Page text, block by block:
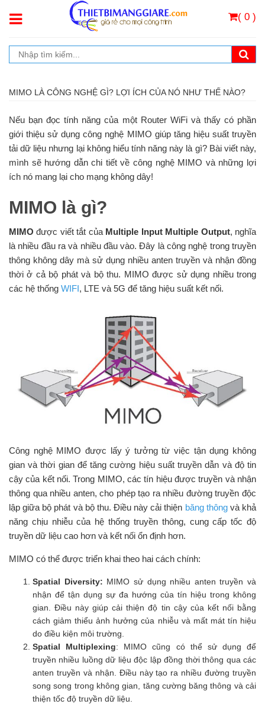
( 0 )
MIMO LÀ CÔNG NGHỆ GÌ? LỢI ÍCH CỦA NÓ NHƯ THẾ NÀO?
Nếu bạn đọc tính năng của một Router WiFi và thấy có phần
giới thiệu sử dụng công nghệ MIMO giúp tăng hiệu suất truyền
tải dữ liệu nhưng lại không hiểu tính năng này là gì? Bài viết này,
mình sẽ hướng dẫn chi tiết về công nghệ MIMO và những lợi
ích nó mang lại cho mạng không dây!
MIMO là gì?
MIMO được viết tắt của Multiple Input Multiple Output, nghĩa
là nhiều đầu ra và nhiều đầu vào. Đây là công nghệ trong truyền
thông không dây mà sử dụng nhiều anten truyền và nhận đồng
thời ở cả bộ phát và bộ thu. MIMO được sử dụng nhiều trong
các hệ thống WIFI, LTE và 5G để tăng hiệu suất kết nối.
Công nghệ MIMO được lấy ý tưởng từ việc tận dụng không
gian và thời gian để tăng cường hiệu suất truyền dẫn và độ tin
cậy của kết nối. Trong MIMO, các tín hiệu được truyền và nhận
thông qua nhiều anten, cho phép tạo ra nhiều đường truyền độc
lập giữa bộ phát và bộ thu. Điều này cải thiện băng thôngvà khả
năng chịu nhiễu của hệ thống truyền thông, cung cấp tốc độ
truyền dữ liệu cao hơn và kết nối ổn định hơn.
MIMO có thể được triển khai theo hai cách chính:
Spatial Diversity: MIMO sử dụng nhiều anten truyền và
nhận để tận dụng sự đa hướng của tín hiệu trong không
gian. Điều này giúp cải thiện độ tin cậy của kết nối bằng
cách giảm thiểu ảnh hưởng của nhiễu và mất mát tín hiệu
do điều kiện môi trường.
Spatial Multiplexing: MIMO cũng có thể sử dụng để
truyền nhiều luồng dữ liệu độc lập đồng thời thông qua các
anten truyền và nhận. Điều này tạo ra nhiều đường truyền
song song trong không gian, tăng cường băng thông và cải
thiện tốc độ truyền dữ liệu.